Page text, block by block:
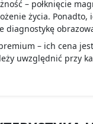
– połknięcie
życia. Ponadto,
diagnostykę
– ich cena
uwzględnić przy